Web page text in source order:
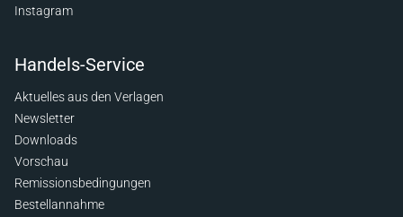
Instagram
Handels-Service
Aktuelles aus den Verlagen
Newsletter
Downloads
Vorschau
Remissionsbedingungen
Bestellannahme